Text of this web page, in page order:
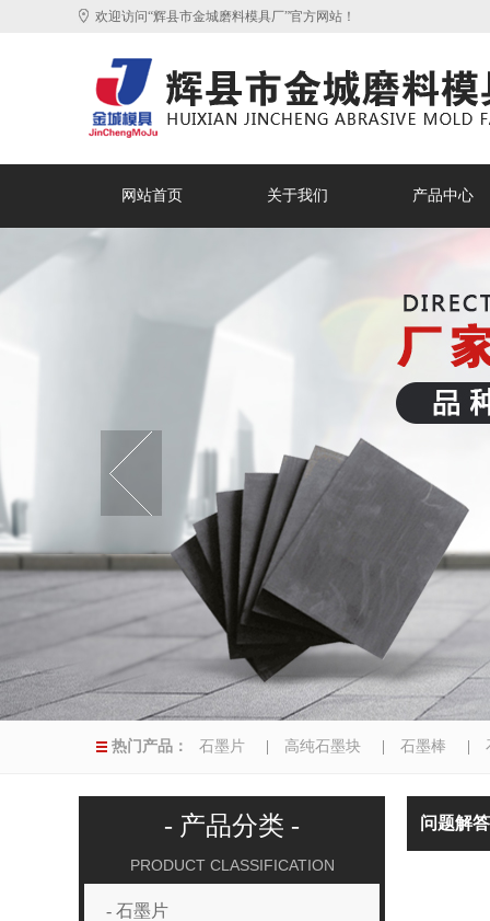
欢迎访问“辉县市金城磨料模具厂”官方网站！
网站首页 关于我们 产品中心
热门产品： 石墨片 高纯石墨块 石墨棒
|异型磨具 |
- 产品分类 -
PRODUCT CLASSIFICATION
- 石墨片
问题解答